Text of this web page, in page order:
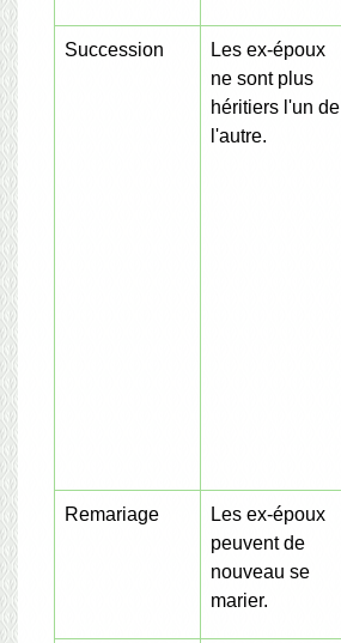
Succession
Les ex-époux
ne sont plus
héritiers l'un de
l'autre.
Remariage
Les ex-époux
peuvent de
nouveau se
marier.